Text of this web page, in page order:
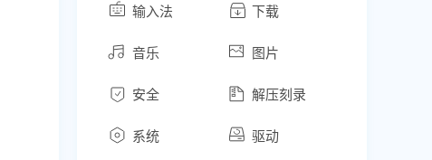
输入法 下载
音乐 图片
安全 解压刻录
系统 驱动